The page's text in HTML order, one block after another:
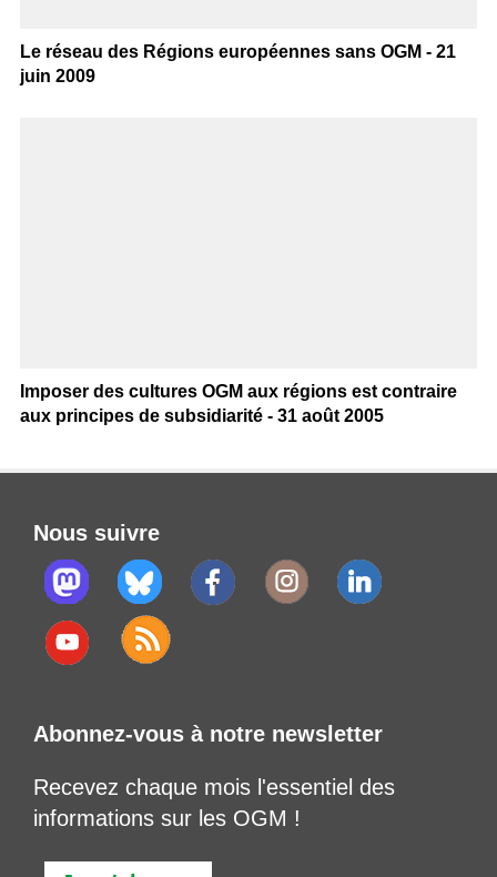
Le réseau des Régions européennes sans OGM - 21
juin 2009
Imposer des cultures OGM aux régions est contraire
aux principes de subsidiarité - 31 août 2005
Nous suivre
Abonnez-vous à notre newsletter
Recevez chaque mois l'essentiel des
informations sur les OGM !